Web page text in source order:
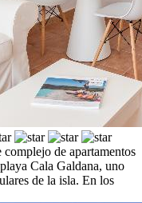
complejo de apartamentos
Cala Galdana, uno
de la isla. En los